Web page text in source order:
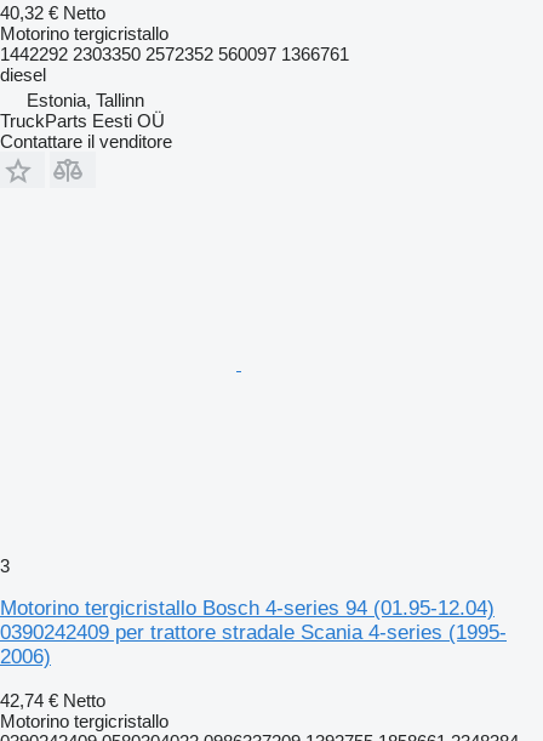
40,32 € Netto
Motorino tergicristallo
1442292 2303350 2572352 560097 1366761
diesel
Estonia, Tallinn
TruckParts Eesti OÜ
Contattare il venditore
3
Motorino tergicristallo Bosch 4-series 94 (01.95-12.04)
0390242409 per trattore stradale Scania 4-series (1995-
2006)
42,74 € Netto
Motorino tergicristallo